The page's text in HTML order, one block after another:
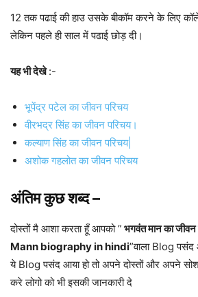
12 तक पढाई की हाउ उसके बीकॉम करने के लिए
लेकिन पहले ही साल में पढाई छोड़ दी।
यह भी देखे:-
भूपेंद्र पटेल का जीवन परिचय
वीरभद्र सिंह का जीवन परिचय।
कल्याण सिंह का जीवन परिचय|
अशोक गहलोत का जीवन परिचय
अंतिम कुछ शब्द –
दोस्तों मै आशा करता हूँ आपको ” भगवंत मान का
Mann biography in hindi”वाला Blog पसंद
ये Blog पसंद आया हो तो अपने दोस्तों और अपने
करे लोगो को भी इसकी जानकारी दे